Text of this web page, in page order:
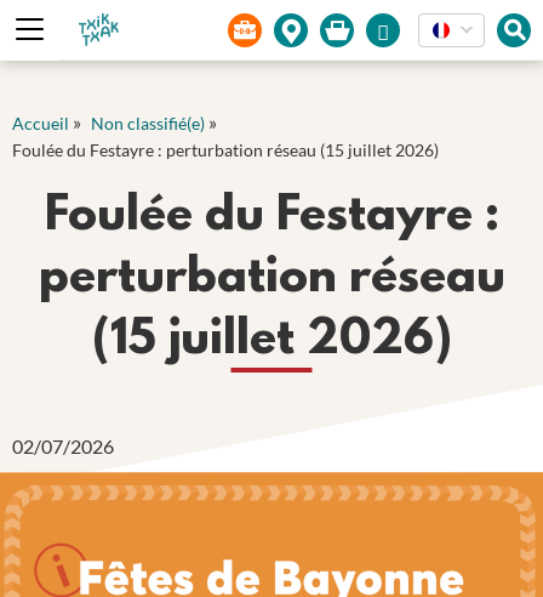
Panneau de gestion des cookies
Accueil » Non classifié(e) »
Foulée du Festayre : perturbation réseau (15 juillet 2026)
Foulée du Festayre :
perturbation réseau
(15 juillet 2026)
02/07/2026